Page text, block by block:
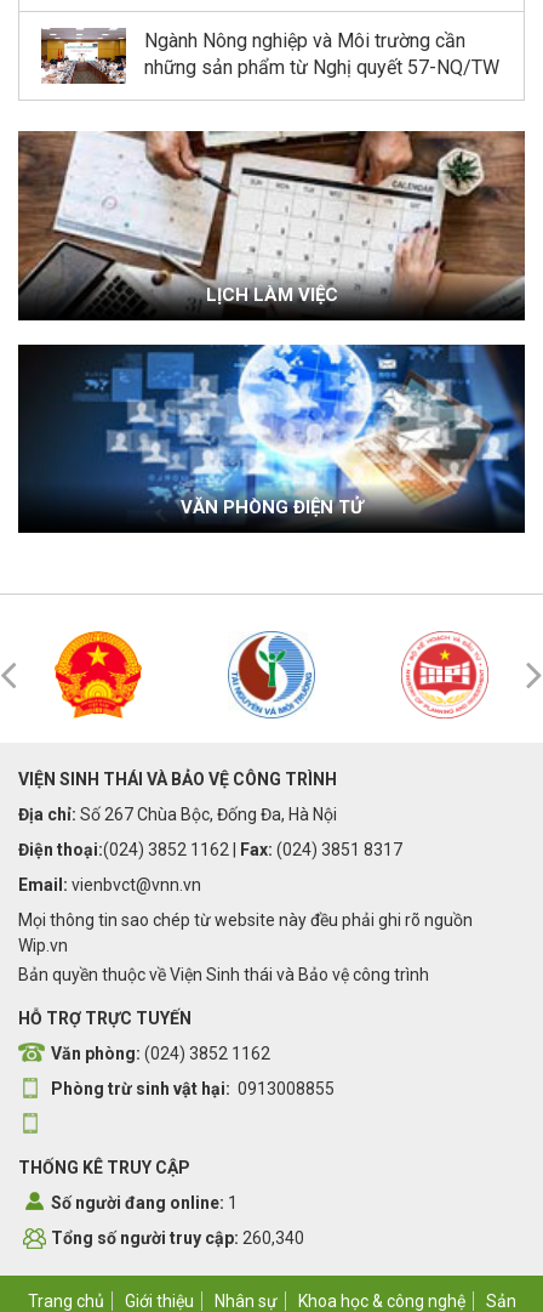
Ngành Nông nghiệp và Môi trường cần
những sản phẩm từ Nghị quyết 57-NQ/TW
LỊCH LÀM VIỆC
VĂN PHÒNG ĐIỆN TỬ
VIỆN SINH THÁI VÀ BẢO VỆ CÔNG TRÌNH
Địa chỉ: Số 267 Chùa Bộc, Đống Đa, Hà Nội
Điện thoại:(024) 3852 1162 | Fax: (024) 3851 8317
Email: vienbvct@vnn.vn
Mọi thông tin sao chép từ website này đều phải ghi rõ nguồn
Wip.vn
Bản quyền thuộc về Viện Sinh thái và Bảo vệ công trình
HỖ TRỢ TRỰC TUYẾN
Văn phòng: (024) 3852 1162
Phòng trừ sinh vật hại: 0913008855
THỐNG KÊ TRUY CẬP
Số người đang online: 1
Tổng số người truy cập: 260,340
Trang chủ Giới thiệu Nhân sự Khoa học & công nghệ Sản